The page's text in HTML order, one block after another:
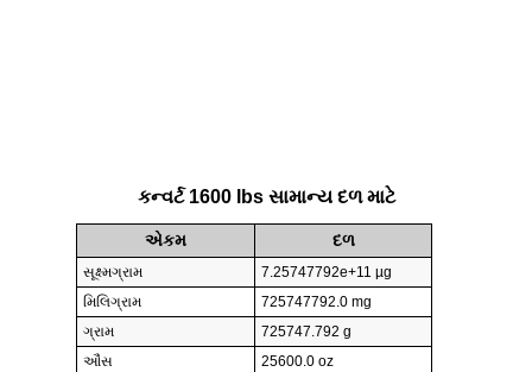
કન્વર્ટ 1600 lbs સામાન્ય દળ માટે
એકમ દળ
સૂક્ષ્મગ્રામ
7.25747792e+11 µg
મિલિગ્રામ
725747792.0 mg
ગ્રામ
725747.792 g
ઔંસ
25600.0 oz